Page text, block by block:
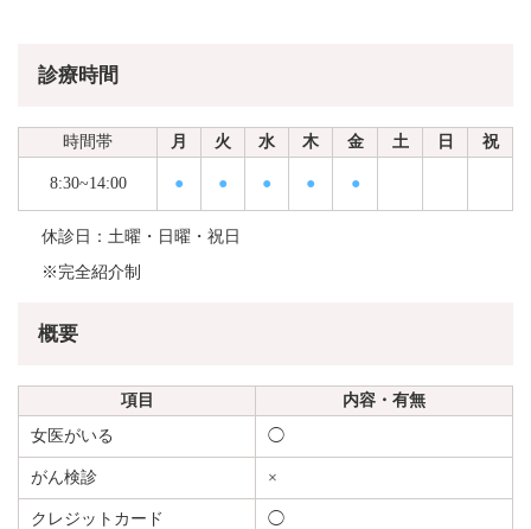
診療時間
時間帯 月 火 水 木 金 土 日 祝
8:30~14:00 ● ● ● ● ●
休診日：土曜・日曜・祝日
※完全紹介制
概要
項目
内容・有無
女医がいる
◯
がん検診 ×
クレジットカード ◯